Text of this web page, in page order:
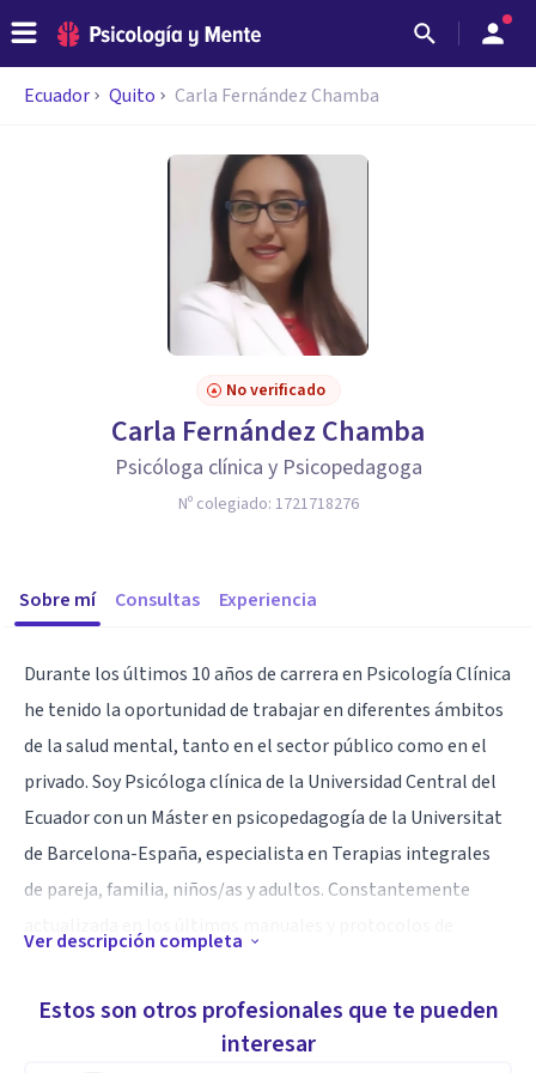
Ecuador Quito Carla Fernández Chamba
No verificado
Carla Fernández Chamba
Psicóloga clínica y Psicopedagoga
Nº colegiado: 1721718276
Sobre mí Consultas Experiencia
Durante los últimos 10 años de carrera en Psicología Clínica
he tenido la oportunidad de trabajar en diferentes ámbitos
de la salud mental, tanto en el sector público como en el
privado. Soy Psicóloga clínica de la Universidad Central del
Ecuador con un Máster en psicopedagogía de la Universitat
de Barcelona-España, especialista en Terapias integrales
de pareja, familia, niños/as y adultos. Constantemente
Centro Psicológico CreSer, dedicado a la salud mental y
Ver descripción completa
Estos son otros profesionales que te pueden
interesar